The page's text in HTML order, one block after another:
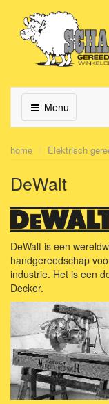
Menu
home Elektrisch
DeWalt
DeWalt is een
handgereedschap
industrie. Het is een
Decker.